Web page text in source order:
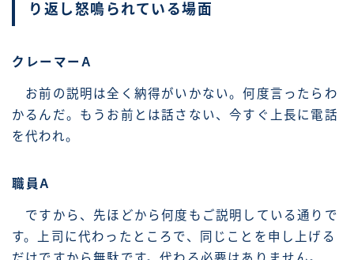
り返し怒鳴られている場面
クレーマーA
お前の説明は全く納得がいかない。何度言ったらわ
かるんだ。もうお前とは話さない、今すぐ上長に電話
を代われ。
職員A
ですから、先ほどから何度もご説明している通りで
す。上司に代わったところで、同じことを申し上げる